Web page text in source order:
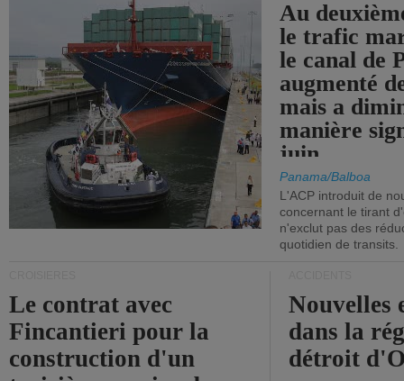
Au
le trafic
le canal de
augmenté
mais a
manière
juin.
Panama/Balboa
L'ACP introduit de
concernant le tirant
n'exclut pas des
quotidien de transits.
Le contrat avec
Fincantieri pour la
construction d'un
Nouvelles
dans la
détroit